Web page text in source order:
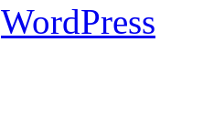
WordPress